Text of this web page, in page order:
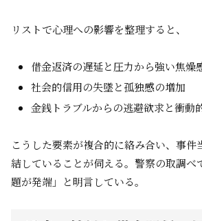
リストで心理への影響を整理すると、
借金返済の遅延と圧力から強い焦燥
社会的信用の失墜と孤独感の増加
金銭トラブルからの逃避欲求と衝動
こうした要素が複合的に絡み合い、事件
結していることが伺える。警察の取調べ
題が発端」と明言している。